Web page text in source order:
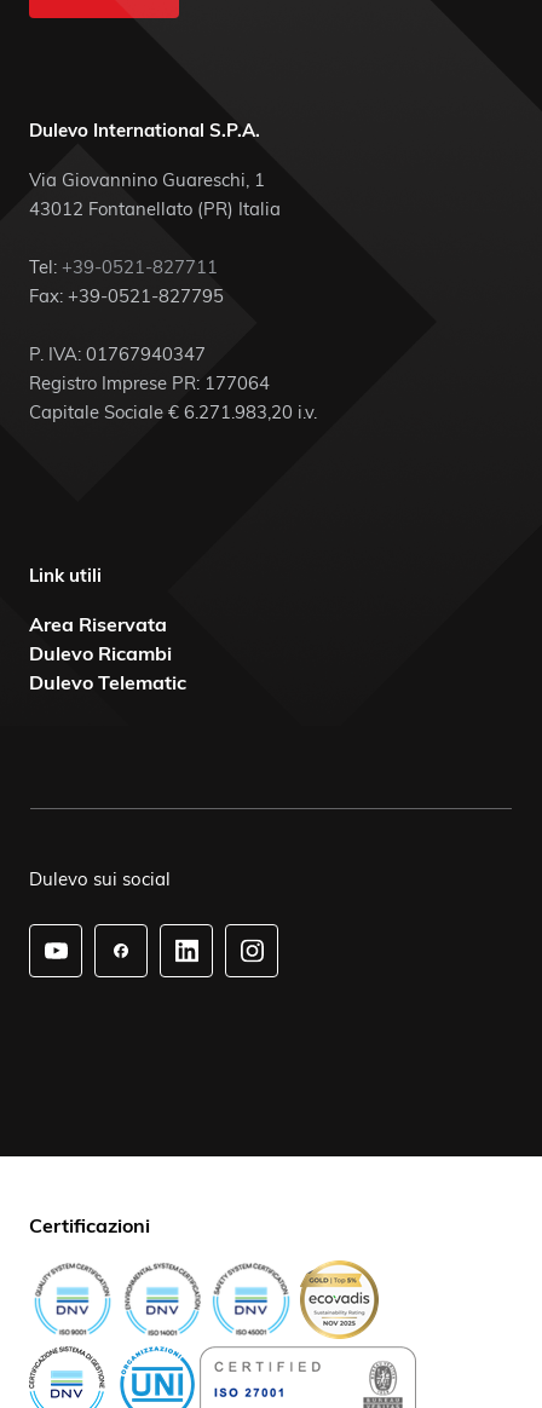
Dulevo International S.P.A.
Via Giovannino Guareschi, 1
43012 Fontanellato (PR) Italia
Tel: +39-0521-827711
Fax: +39-0521-827795
P. IVA: 01767940347
Registro Imprese PR: 177064
Capitale Sociale € 6.271.983,20 i.v.
Link utili
Area Riservata
Dulevo Ricambi
Dulevo Telematic
Dulevo sui social
Certificazioni